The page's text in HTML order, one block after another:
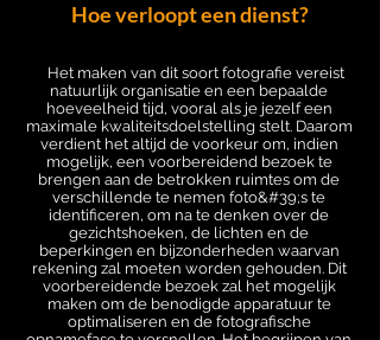
Hoe verloopt een dienst?
Het maken van dit soort fotografie vereist
natuurlijk organisatie en een bepaalde
hoeveelheid tijd, vooral als je jezelf een
maximale kwaliteitsdoelstelling stelt. Daarom
verdient het altijd de voorkeur om, indien
mogelijk, een voorbereidend bezoek te
brengen aan de betrokken ruimtes om de
verschillende te nemen foto&#39;s te
identificeren, om na te denken over de
gezichtshoeken, de lichten en de
beperkingen en bijzonderheden waarvan
rekening zal moeten worden gehouden. Dit
voorbereidende bezoek zal het mogelijk
maken om de benodigde apparatuur te
optimaliseren en de fotografische